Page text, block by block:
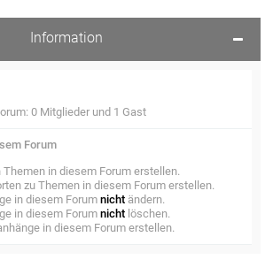
Information
0 Mitglieder und 1 Gast
Forum
Themen in diesem Forum erstellen.
zu Themen in diesem Forum erstellen.
in diesem Forum nicht ändern.
in diesem Forum nicht löschen.
in diesem Forum erstellen.